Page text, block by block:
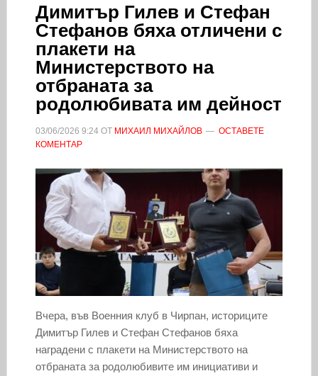
Димитър Гилев и Стефан
Стефанов бяха отличени с
плакети на
Министерството на
отбраната за
родолюбивата им дейност
03/06/2026 9:24ОТ МИХАИЛ МИХАЙЛОВ
ОСТАВЕТЕ
КОМЕНТАР
Вчера, във Военния клуб в Чирпан, историците
Димитър Гилев и Стефан Стефанов бяха
наградени с плакети на Министерството на
отбраната за родолюбивите им инициативи и